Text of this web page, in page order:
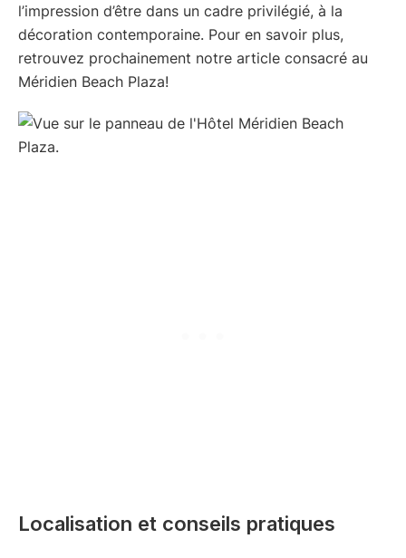
l’impression d’être dans un cadre privilégié, à la
décoration contemporaine. Pour en savoir plus,
retrouvez prochainement notre article consacré au
Méridien Beach Plaza!
Localisation et conseils pratiques